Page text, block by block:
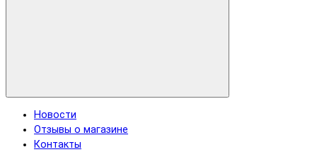
Новости
Отзывы о магазине
Контакты